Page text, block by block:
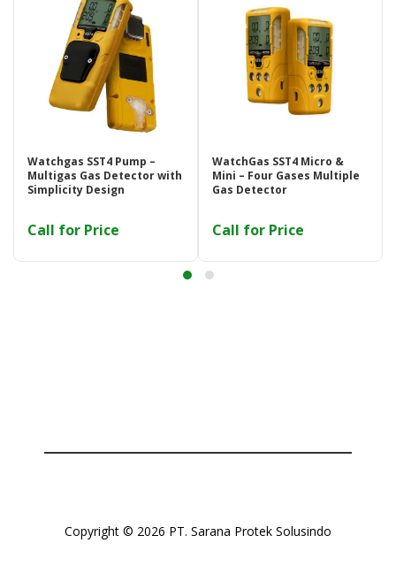
Watchgas SST4 Pump –
Multigas Gas Detector with
Simplicity Design
Call for Price
WatchGas SST4 Micro &
Mini – Four Gases Multiple
Gas Detector
Call for Price
Copyright © 2026 PT. Sarana Protek Solusindo